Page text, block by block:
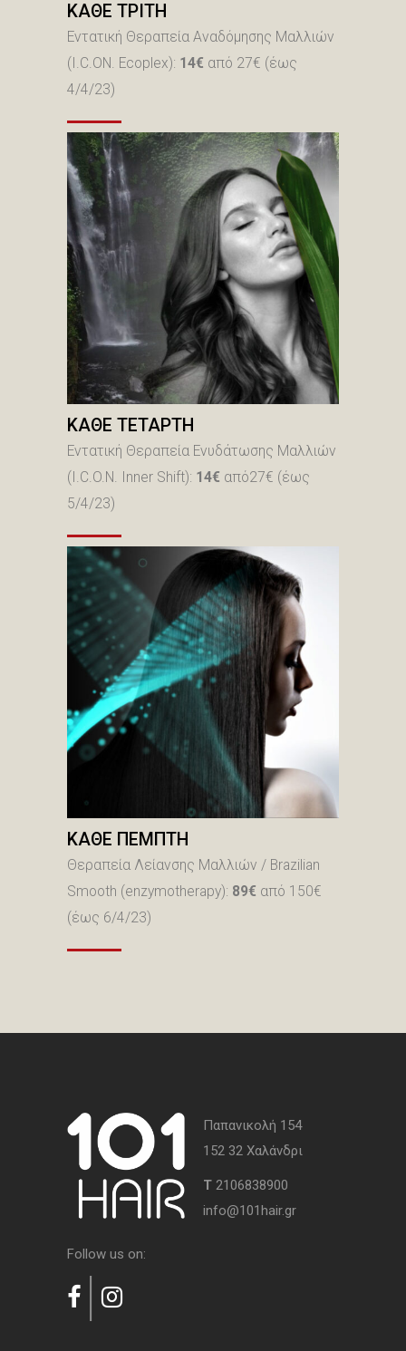
ΚΑΘΕ ΤΡΙΤΗ
Εντατική Θεραπεία Aναδόμησης Μαλλιών
(I.C.ON. Ecoplex): 14€ από 27€ (έως
4/4/23)
ΚΑΘΕ ΤΕΤΑΡΤΗ
Εντατική Θεραπεία Ενυδάτωσης Mαλλιών
(I.C.O.N. Inner Shift): 14€ από27€ (έως
5/4/23)
ΚΑΘΕ ΠΕΜΠΤΗ
Θεραπεία Λείανσης Μαλλιών / Brazilian
Smooth (enzymotherapy): 89€ από 150€
(έως 6/4/23)
Παπανικολή 154
152 32 Χαλάνδρι
Τ 2106838900
info@101hair.gr
Follow us on: